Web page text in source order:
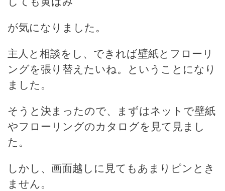
が気になりました。
主人と相談をし、できれば壁紙とフローリ
ングを張り替えたいね。ということになり
ました。
そうと決まったので、まずはネットで壁紙
やフローリングのカタログを見て見まし
た。
しかし、画面越しに見てもあまりピンとき
ません。